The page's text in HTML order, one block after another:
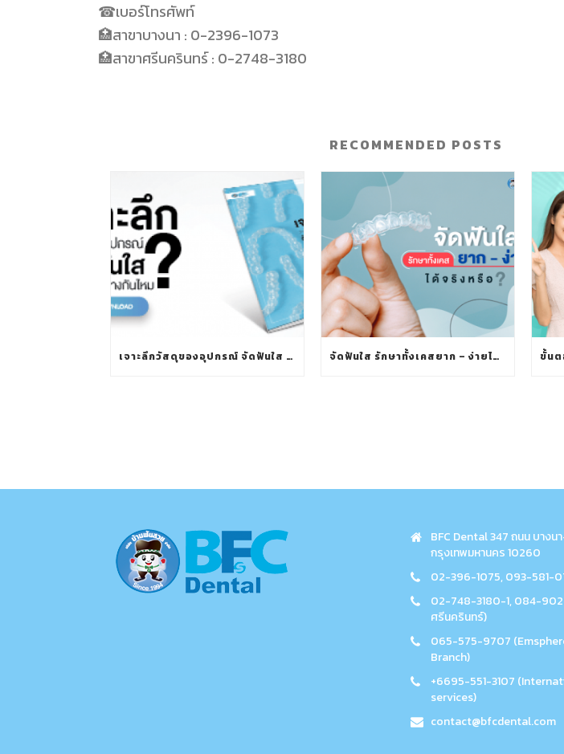
☎เบอร์โทรศัพท์
🏥สาขาบางนา : 0-2396-1073
🏥สาขาศรีนครินทร์: 0-2748-3180
RECOMMENDED POSTS
เจาะลึกวัสดุของอุปกรณ์ จัดฟันใส แต่ละยี่ห่อต่างกันไหม? จัดฟันใส รักษาทั้งเคสยาก – ง่ายได้ จริงหรือ?
BFC Dental 347 ถนน บางน
กรุงเทพมหานคร 10260
02-396-1075, 093-581-
02-748-3180-1, 084-
ศรีนครินทร์)
065-575-9707
Branch)
+6695-551-3107
services)
contact@bfcdental.com